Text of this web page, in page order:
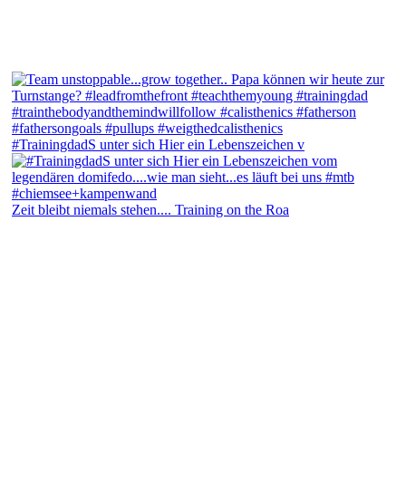
#TrainingdadS unter sich Hier ein Lebenszeichen v
Zeit bleibt niemals stehen.... Training on the Roa